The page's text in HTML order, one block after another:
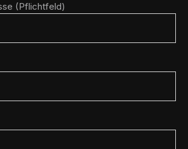
(Pflichtfeld)